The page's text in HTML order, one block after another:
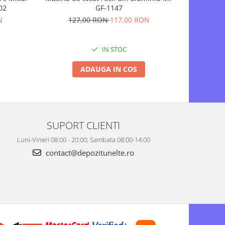
GF-1147
127,00 RON117,00 RON
IN STOC
ADAUGA IN COS
SUPORT CLIENTI
Luni-Vineri 08:00 - 20:00; Sambata 08:00-14:00
contact@depozitunelte.ro